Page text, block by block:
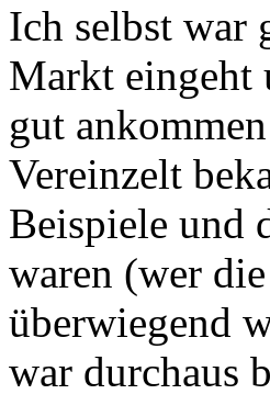
Ich selbst war
Markt eingeht
gut
Vereinzelt
Beispiele und
waren (wer
überwiegend
war durchaus